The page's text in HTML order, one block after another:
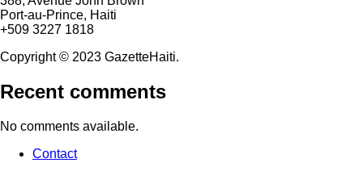
Port-au-Prince, Haiti
+509 3227 1818
Copyright © 2023 GazetteHaiti.
Recent comments
No comments available.
Contact